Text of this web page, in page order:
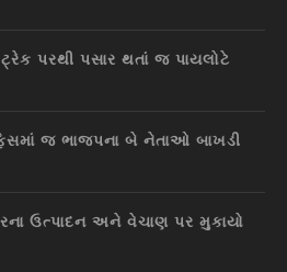
પરથી પસાર થતાં જ પાયલોટે
જ ભાજપના બે નેતાઓ બાખડી
ઉત્પાદન અને વેચાણ પર મુકાયો